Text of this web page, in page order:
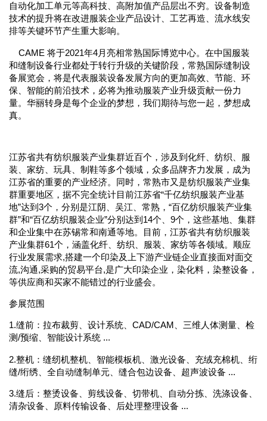
自动化加工单元等高科技、高附加值产品层出不穷。设备制造
技术的提升将在改进服装企业产品设计、工艺再造、流水线安
排等关键环节产生重大影响。
CAME 将于2021年4月亮相常熟国际博览中心。在中国服装
和缝制设备行业都处于转行升级的关键阶段，常熟国际缝制设
备展览会，将是代表服装设备发展方向的更加高效、节能、环
保、智能的前沿技术，必将为推动服装产业升级贡献一份力
量。华丽转身是每个企业的梦想，我们期待与您一起，梦想成
真。
江苏省共有纺织服装产业集群近百个，涉及到化纤、纺织、服
装、家纺、玩具、制鞋等多个领域，众多品牌齐力发展，成为
江苏省的重要的产业经济。同时，常熟市又是纺织服装产业集
群重要地区，据不完全统计目前江苏省“千亿纺织服装产业基
地”达到3个，分别是江阴、吴江、常熟，“百亿纺织服装产业集
群”和“百亿纺织服装企业”分别达到14个、9个，这些基地、集群
和企业集中在苏锡常和南通等地。目前，江苏省共有纺织服装
产业集群61个，涵盖化纤、纺织、服装、家纺等各领域。顺应
行业发展需求,搭建一个印染及上下游产业链企业直接面对面交
流,沟通,采购的贸易平台,是广大印染企业，染化料，染整设备，
等供应商和买家不能错过的行业盛会。
参展范围
1.缝前：拉布裁剪、设计系统、CAD/CAM、三维人体测量、检
测/预缩、智能设计系统 ...
2.整机：缝纫机整机、智能模板机、激光设备、充绒充棉机、绗
缝/绗绣、全自动缝制单元、缝合包边设备、超声波设备 ...
3.缝后：整烫设备、剪线设备、切带机、自动分拣、洗涤设备、
清杂设备、原料传输设备、后处理整理设备 ...